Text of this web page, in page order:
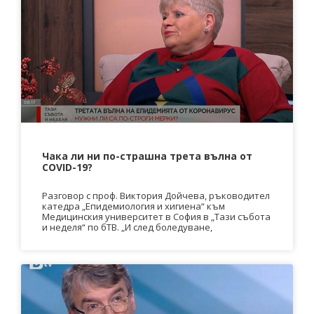
Чака ли ни по-страшна трета вълна от
COVID-19?
Разговор с проф. Виктория Дойчева, ръководител
катедра „Епидемиология и хигиена“ към
Медицинския университет в София в „Тази събота
и неделя“ по бТВ. „И след боледуване,